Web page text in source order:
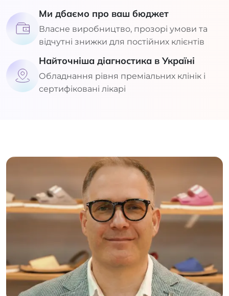
Ми дбаємо про ваш бюджет
Власне виробництво, прозорі умови та
відчутні знижки для постійних клієнтів
Найточніша діагностика в Україні
Обладнання рівня преміальних клінік і
сертифіковані лікарі